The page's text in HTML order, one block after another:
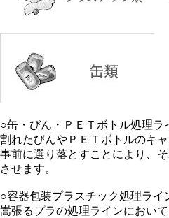
○缶・びん・ＰＥＴボトル処理ラ
割れたびんやＰＥＴボトルのキ
事前に選り落とすことにより、
させます。
○容器包装プラスチック処理ライ
嵩張るプラの処理ラインにおい